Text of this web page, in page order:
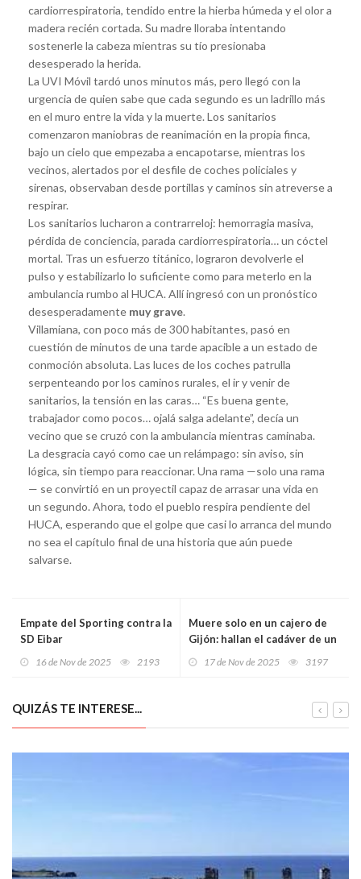
cardiorrespiratoria, tendido entre la hierba húmeda y el olor a
madera recién cortada. Su madre lloraba intentando
sostenerle la cabeza mientras su tío presionaba
desesperado la herida.
La UVI Móvil tardó unos minutos más, pero llegó con la
urgencia de quien sabe que cada segundo es un ladrillo más
en el muro entre la vida y la muerte. Los sanitarios
comenzaron maniobras de reanimación en la propia finca,
bajo un cielo que empezaba a encapotarse, mientras los
vecinos, alertados por el desfile de coches policiales y
sirenas, observaban desde portillas y caminos sin atreverse a
respirar.
Los sanitarios lucharon a contrarreloj: hemorragia masiva,
pérdida de conciencia, parada cardiorrespiratoria… un cóctel
mortal. Tras un esfuerzo titánico, lograron devolverle el
pulso y estabilizarlo lo suficiente como para meterlo en la
ambulancia rumbo al HUCA. Allí ingresó con un pronóstico
desesperadamente muy grave.
Villamiana, con poco más de 300 habitantes, pasó en
cuestión de minutos de una tarde apacible a un estado de
conmoción absoluta. Las luces de los coches patrulla
serpenteando por los caminos rurales, el ir y venir de
sanitarios, la tensión en las caras… “Es buena gente,
trabajador como pocos… ojalá salga adelante”, decía un
vecino que se cruzó con la ambulancia mientras caminaba.
La desgracia cayó como cae un relámpago: sin aviso, sin
lógica, sin tiempo para reaccionar. Una rama —solo una rama
— se convirtió en un proyectil capaz de arrasar una vida en
un segundo. Ahora, todo el pueblo respira pendiente del
HUCA, esperando que el golpe que casi lo arranca del mundo
no sea el capítulo final de una historia que aún puede
salvarse.
Empate del Sporting contra la
SD Eibar
16 de Nov de 2025 2193
Muere solo en un cajero de
Gijón: hallan el cadáver de un
17 de Nov de 2025 3197
QUIZÁS TE INTERESE...